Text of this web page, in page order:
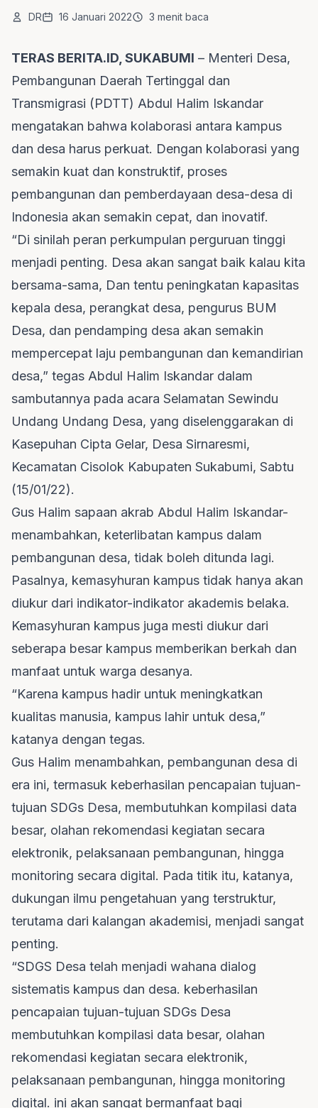
DR 16 Januari 2022 3 menit baca
TERAS BERITA.ID, SUKABUMI – Menteri Desa,
Pembangunan Daerah Tertinggal dan
Transmigrasi (PDTT) Abdul Halim Iskandar
mengatakan bahwa kolaborasi antara kampus
dan desa harus perkuat. Dengan kolaborasi yang
semakin kuat dan konstruktif, proses
pembangunan dan pemberdayaan desa-desa di
Indonesia akan semakin cepat, dan inovatif.
“Di sinilah peran perkumpulan perguruan tinggi
menjadi penting. Desa akan sangat baik kalau kita
bersama-sama, Dan tentu peningkatan kapasitas
kepala desa, perangkat desa, pengurus BUM
Desa, dan pendamping desa akan semakin
mempercepat laju pembangunan dan kemandirian
desa,” tegas Abdul Halim Iskandar dalam
sambutannya pada acara Selamatan Sewindu
Undang Undang Desa, yang diselenggarakan di
Kasepuhan Cipta Gelar, Desa Sirnaresmi,
Kecamatan Cisolok Kabupaten Sukabumi, Sabtu
(15/01/22).
Gus Halim sapaan akrab Abdul Halim Iskandar-
menambahkan, keterlibatan kampus dalam
pembangunan desa, tidak boleh ditunda lagi.
Pasalnya, kemasyhuran kampus tidak hanya akan
diukur dari indikator-indikator akademis belaka.
Kemasyhuran kampus juga mesti diukur dari
seberapa besar kampus memberikan berkah dan
manfaat untuk warga desanya.
“Karena kampus hadir untuk meningkatkan
kualitas manusia, kampus lahir untuk desa,”
katanya dengan tegas.
Gus Halim menambahkan, pembangunan desa di
era ini, termasuk keberhasilan pencapaian tujuan-
tujuan SDGs Desa, membutuhkan kompilasi data
besar, olahan rekomendasi kegiatan secara
elektronik, pelaksanaan pembangunan, hingga
monitoring secara digital. Pada titik itu, katanya,
dukungan ilmu pengetahuan yang terstruktur,
terutama dari kalangan akademisi, menjadi sangat
penting.
“SDGS Desa telah menjadi wahana dialog
sistematis kampus dan desa. keberhasilan
pencapaian tujuan-tujuan SDGs Desa
membutuhkan kompilasi data besar, olahan
rekomendasi kegiatan secara elektronik,
pelaksanaan pembangunan, hingga monitoring
digital. ini akan sangat bermanfaat bagi